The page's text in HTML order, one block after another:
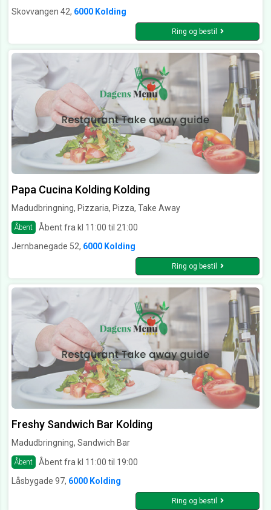
Skovvangen 42, 6000 Kolding
Ring og bestil
Papa Cucina Kolding Kolding
Madudbringning, Pizzaria, Pizza, Take Away
Åbent
Åbent fra kl 11:00 til 21:00
Jernbanegade 52, 6000 Kolding
Ring og bestil
Freshy Sandwich Bar Kolding
Madudbringning, Sandwich Bar
Åbent
Åbent fra kl 11:00 til 19:00
Låsbygade 97, 6000 Kolding
Ring og bestil